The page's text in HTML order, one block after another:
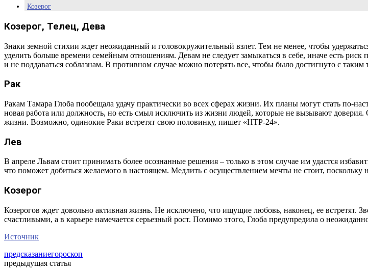
Козерог
Козерог, Телец, Дева
Знаки земной стихии ждет неожиданный и головокружительный взлет. Тем не менее, чтобы
уделить больше времени семейным отношениям. Девам не следует замыкаться в себе, иначе есть
и не поддаваться соблазнам. В противном случае можно потерять все, чтобы было достигнуто с таким
Рак
Ракам Тамара Глоба пообещала удачу практически во всех сферах жизни. Их планы могут стать
новая работа или должность, но есть смыл исключить из жизни людей, которые не вызывают
жизни. Возможно, одинокие Раки встретят свою половинку, пишет «НТР-24».
Лев
В апреле Львам стоит принимать более осознанные решения – только в этом случае им удастся
что поможет добиться желаемого в настоящем. Медлить с осуществлением мечты не стоит, поскольку
Козерог
Козерогов ждет довольно активная жизнь. Не исключено, что ищущие любовь, наконец, ее встретят.
счастливыми, а в карьере намечается серьезный рост. Помимо этого, Глоба предупредила о
Источник
предсказаниегороскоп
предыдущая статья